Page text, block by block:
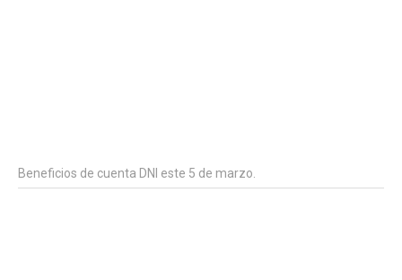
Beneficios de cuenta DNI este 5 de marzo.